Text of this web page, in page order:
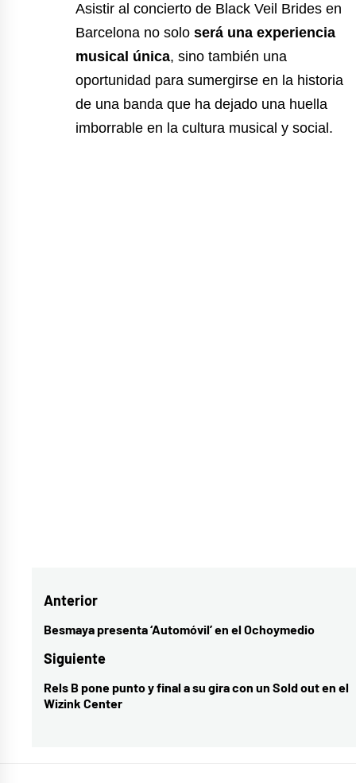
Asistir al concierto de Black Veil Brides en
Barcelona no solo será una experiencia
musical única, sino también una
oportunidad para sumergirse en la historia
de una banda que ha dejado una huella
imborrable en la cultura musical y social.
Barcelona
blackveilbrides,
Navegación
de
entradas
Anterior
Entrada
anterior:
Besmaya presenta ‘Automóvil’ en el Ochoymedio
Siguiente
Entrada
siguiente:
Rels B pone punto y final a su gira con un Sold out en el
Wizink Center